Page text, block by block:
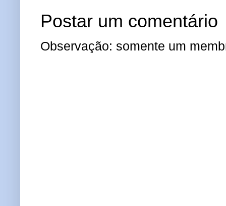
Postar um comentário
Observação: somente um